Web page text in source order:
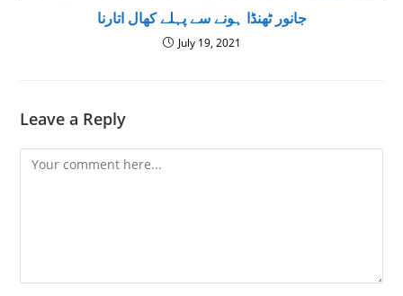
جانور ٹھنڈا ہونے سے پہلے کھال اتارنا
July 19, 2021
Leave a Reply
Comment